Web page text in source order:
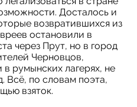
Досталось и
возвратившихся из
остановили в
через Прут, но в город
Черновцов,
румынских лагерях, не
Всё, по словам поэта,
взяток.